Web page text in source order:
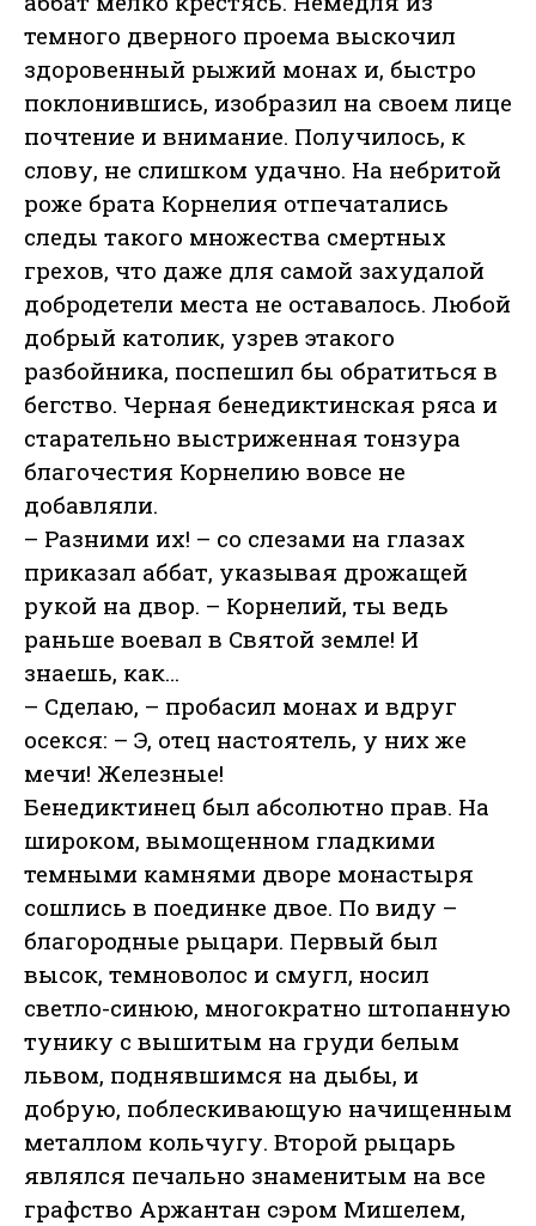
темного дверного проема выскочил
здоровенный рыжий монах и, быстро
поклонившись, изобразил на своем лице
почтение и внимание. Получилось, к
слову, не слишком удачно. На небритой
роже брата Корнелия отпечатались
следы такого множества смертных
грехов, что даже для самой захудалой
добродетели места не оставалось. Любой
добрый католик, узрев этакого
разбойника, поспешил бы обратиться в
бегство. Черная бенедиктинская ряса и
старательно выстриженная тонзура
благочестия Корнелию вовсе не
добавляли.
– Разними их! – со слезами на глазах
приказал аббат, указывая дрожащей
рукой на двор. – Корнелий, ты ведь
раньше воевал в Святой земле! И
знаешь, как…
– Сделаю, – пробасил монах и вдруг
осекся: – Э, отец настоятель, у них же
мечи! Железные!
Бенедиктинец был абсолютно прав. На
широком, вымощенном гладкими
темными камнями дворе монастыря
сошлись в поединке двое. По виду –
благородные рыцари. Первый был
высок, темноволос и смугл, носил
светло-синюю, многократно штопанную
тунику с вышитым на груди белым
львом, поднявшимся на дыбы, и
добрую, поблескивающую начищенным
металлом кольчугу. Второй рыцарь
являлся печально знаменитым на все
графство Аржантан сэром Мишелем,